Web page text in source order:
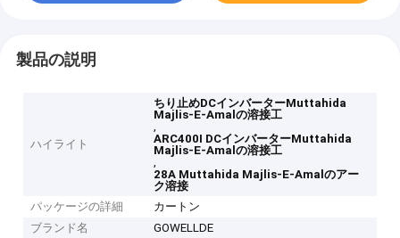
製品の説明
ハイライト
ちり止めDCインバーターMuttahida
Majlis-E-Amalの溶接工
,
ARC400I DCインバーターMuttahida
Majlis-E-Amalの溶接工
,
28A Muttahida Majlis-E-Amalのアー
ク溶接
パッケージの詳細
カートン
ブランド名
GOWELLDE